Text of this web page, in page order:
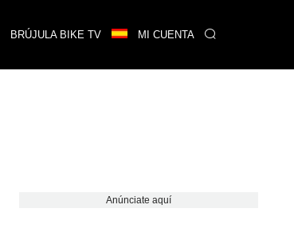
BRÚJULA BIKE TV MI CUENTA
Anúnciate aquí